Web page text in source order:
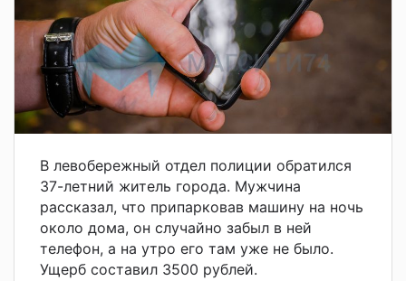
В левобережный отдел полиции обратился
37-летний житель города. Мужчина
рассказал, что припарковав машину на ночь
около дома, он случайно забыл в ней
телефон, а на утро его там уже не было.
Ущерб составил 3500 рублей.